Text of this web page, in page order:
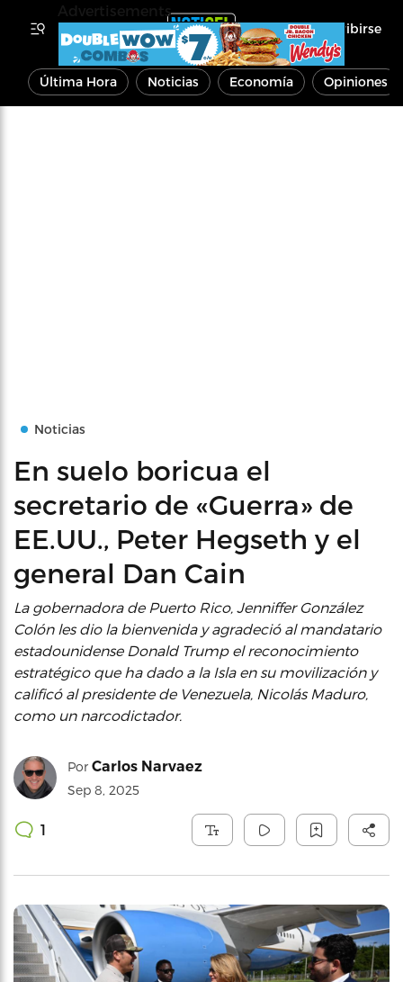
Inscribirse
Última Hora Noticias Economía Opiniones
Noticias
En suelo boricua el
secretario de «Guerra» de
EE.UU., Peter Hegseth y el
general Dan Cain
La gobernadora de Puerto Rico, Jenniffer González
Colón les dio la bienvenida y agradeció al mandatario
estadounidense Donald Trump el reconocimiento
estratégico que ha dado a la Isla en su movilización y
calificó al presidente de Venezuela, Nicolás Maduro,
como un narcodictador.
Por Carlos Narvaez
Sep 8, 2025
1
Advertisements